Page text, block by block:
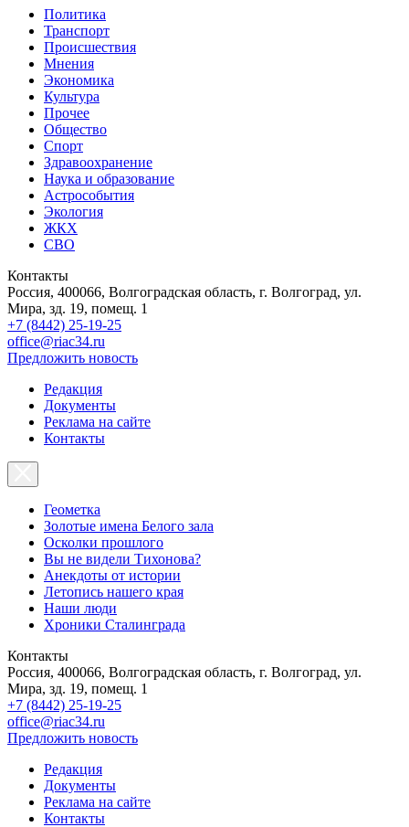
Политика
Транспорт
Происшествия
Мнения
Экономика
Культура
Прочее
Общество
Спорт
Здравоохранение
Наука и образование
Астрособытия
Экология
ЖКХ
СВО
Контакты
Россия, 400066, Волгоградская область, г. Волгоград, ул.
Мира, зд. 19, помещ. 1
+7 (8442) 25-19-25
office@riac34.ru
Предложить новость
Редакция
Документы
Реклама на сайте
Контакты
Геометка
Золотые имена Белого зала
Осколки прошлого
Вы не видели Тихонова?
Анекдоты от истории
Летопись нашего края
Наши люди
Хроники Сталинграда
Контакты
Россия, 400066, Волгоградская область, г. Волгоград, ул.
Мира, зд. 19, помещ. 1
+7 (8442) 25-19-25
office@riac34.ru
Предложить новость
Редакция
Документы
Реклама на сайте
Контакты